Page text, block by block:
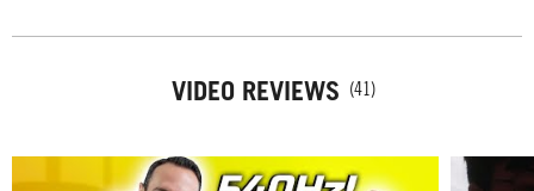
VIDEO REVIEWS (41)